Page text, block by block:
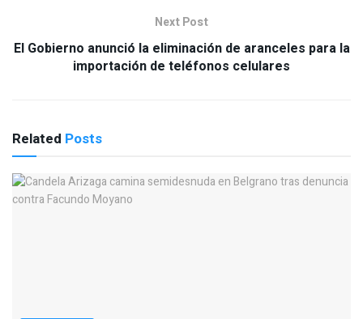
Next Post
El Gobierno anunció la eliminación de aranceles para la
importación de teléfonos celulares
Related Posts